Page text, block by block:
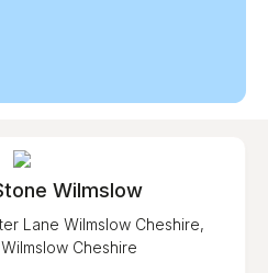
Wilmslow
Lane Wilmslow Cheshire,
Cheshire